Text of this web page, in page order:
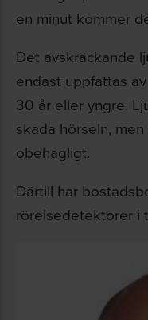
en minut kommer
Det avskräckande
endast uppfattas
30 år eller yngre.
skada hörseln,
obehagligt.
Därtill har
rörelsedetektorer i